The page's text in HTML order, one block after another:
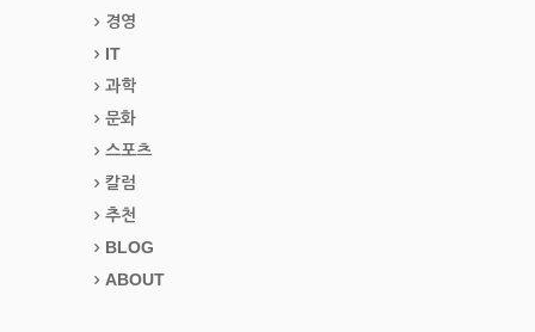
경영
IT
과학
문화
스포츠
칼럼
추천
BLOG
ABOUT